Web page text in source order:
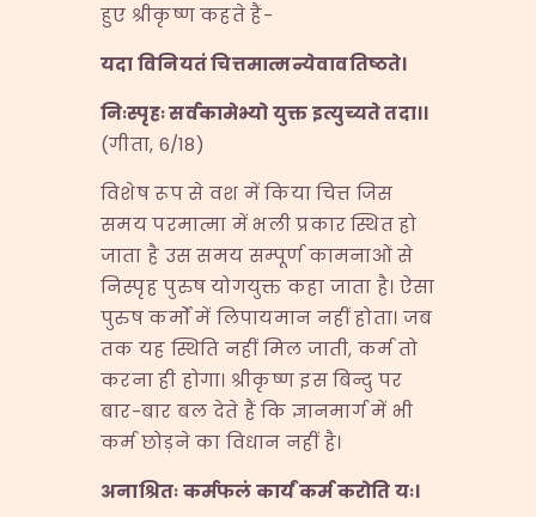
हुए श्रीकृष्ण कहते हैं-
यदा विनियतं चित्तमात्मन्येवावतिष्ठते।
निःस्पृहः सर्वकामेभ्यो युक्त इत्युच्यते तदा।।
(गीता, 6/18)
विशेष रूप से वश में किया चित्त जिस
समय परमात्मा में भली प्रकार स्थित हो
जाता है उस समय सम्पूर्ण कामनाओं से
निस्पृह पुरुष योगयुक्त कहा जाता है। ऐसा
पुरुष कर्मों में लिपायमान नहीं होता। जब
तक यह स्थिति नहीं मिल जाती, कर्म तो
करना ही होगा। श्रीकृष्ण इस बिन्दु पर
बार-बार बल देते हैं कि ज्ञानमार्ग में भी
कर्म छोड़ने का विधान नहीं है।
अनाश्रितः कर्मफलं कार्यं कर्म करोति यः।